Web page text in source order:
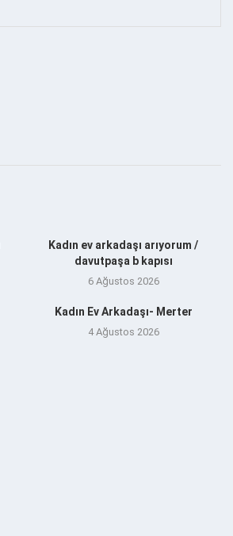
Kadın ev arkadaşı arıyorum /
davutpaşa b kapısı
6 Ağustos 2026
Kadın Ev Arkadaşı- Merter
4 Ağustos 2026